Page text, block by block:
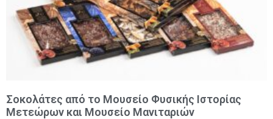
Σοκολάτες από το Μουσείο Φυσικής Ιστορίας
Μετεώρων και Μουσείο Μανιταριών